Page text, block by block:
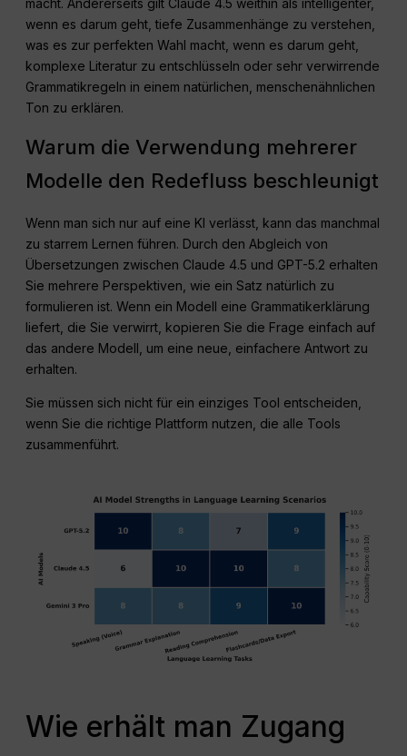
wenn es darum geht, tiefe Zusammenhänge zu verstehen,
was es zur perfekten Wahl macht, wenn es darum geht,
komplexe Literatur zu entschlüsseln oder sehr verwirrende
Grammatikregeln in einem natürlichen, menschenähnlichen
Ton zu erklären.
Warum die Verwendung mehrerer
Modelle den Redefluss beschleunigt
Wenn man sich nur auf eine KI verlässt, kann das manchmal
zu starrem Lernen führen. Durch den Abgleich von
Übersetzungen zwischen Claude 4.5 und GPT-5.2 erhalten
Sie mehrere Perspektiven, wie ein Satz natürlich zu
formulieren ist. Wenn ein Modell eine Grammatikerklärung
liefert, die Sie verwirrt, kopieren Sie die Frage einfach auf
das andere Modell, um eine neue, einfachere Antwort zu
erhalten.
Sie müssen sich nicht für ein einziges Tool entscheiden,
wenn Sie die richtige Plattform nutzen, die alle Tools
zusammenführt.
Wie erhält man Zugang